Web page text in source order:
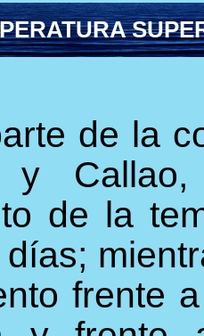
de la
y
de la
frente